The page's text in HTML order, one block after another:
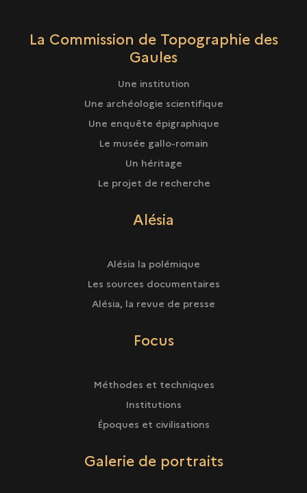
La Commission de Topographie des
Gaules
Une institution
Une archéologie scientifique
Une enquête épigraphique
Le musée gallo-romain
Un héritage
Le projet de recherche
Alésia
Alésia la polémique
Les sources documentaires
Alésia, la revue de presse
Focus
Méthodes et techniques
Institutions
Époques et civilisations
Galerie de portraits